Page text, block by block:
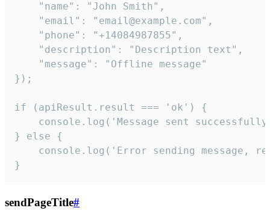
    "name": "John Smith",
    "email": "email@example.com",
    "phone": "+14084987855",
    "description": "Description text",
    "message": "Offline message"
});
if (apiResult.result === 'ok') {
console.log('Message sent
} else {
console.log('Error sending message,
}
sendPageTitle#